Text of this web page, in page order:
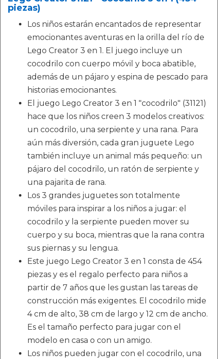
piezas)
Los niños estarán encantados de representar
emocionantes aventuras en la orilla del río de
Lego Creator 3 en 1. El juego incluye un
cocodrilo con cuerpo móvil y boca abatible,
además de un pájaro y espina de pescado para
historias emocionantes.
El juego Lego Creator 3 en 1 "cocodrilo" (31121)
hace que los niños creen 3 modelos creativos:
un cocodrilo, una serpiente y una rana. Para
aún más diversión, cada gran juguete Lego
también incluye un animal más pequeño: un
pájaro del cocodrilo, un ratón de serpiente y
una pajarita de rana.
Los 3 grandes juguetes son totalmente
móviles para inspirar a los niños a jugar: el
cocodrilo y la serpiente pueden mover su
cuerpo y su boca, mientras que la rana contra
sus piernas y su lengua.
Este juego Lego Creator 3 en 1 consta de 454
piezas y es el regalo perfecto para niños a
partir de 7 años que les gustan las tareas de
construcción más exigentes. El cocodrilo mide
4 cm de alto, 38 cm de largo y 12 cm de ancho.
Es el tamaño perfecto para jugar con el
modelo en casa o con un amigo.
Los niños pueden jugar con el cocodrilo, una